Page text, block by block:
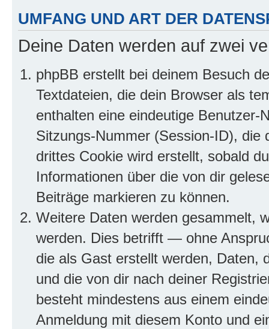
UMFANG UND ART DER
Deine Daten werden auf zwei
phpBB erstellt bei deinem Besuch
Textdateien, die dein Browser als
enthalten eine eindeutige
Sitzungs-Nummer (Session-ID), die
drittes Cookie wird erstellt, sobald
Informationen über die von dir
Beiträge markieren zu können.
Weitere Daten werden gesammelt,
werden. Dies betrifft — ohne
die als Gast erstellt werden, Daten,
und die von dir nach deiner
besteht mindestens aus einem
Anmeldung mit diesem Konto und